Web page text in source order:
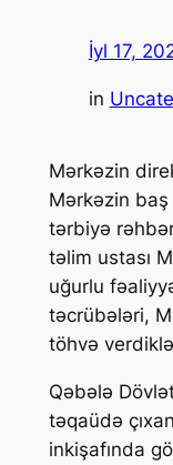
İyl 17,
in
Mərkəzin
Mərkəzin baş
tərbiyə
təlim ustası
uğurlu
təcrübələri,
töhvə
Qəbələ
təqaüdə
inkişafında